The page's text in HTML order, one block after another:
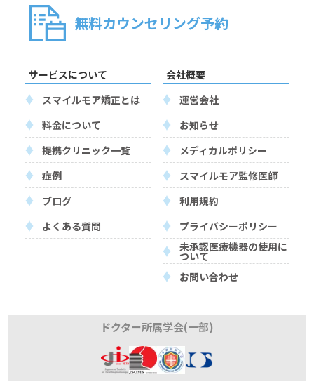
無料カウンセリング予約
サービスについて
スマイルモア矯正とは
料金について
提携クリニック一覧
症例
ブログ
よくある質問
会社概要
運営会社
お知らせ
メディカルポリシー
スマイルモア監修医師
利用規約
プライバシーポリシー
未承認医療機器の使用に
ついて
お問い合わせ
ドクター所属学会(一部)